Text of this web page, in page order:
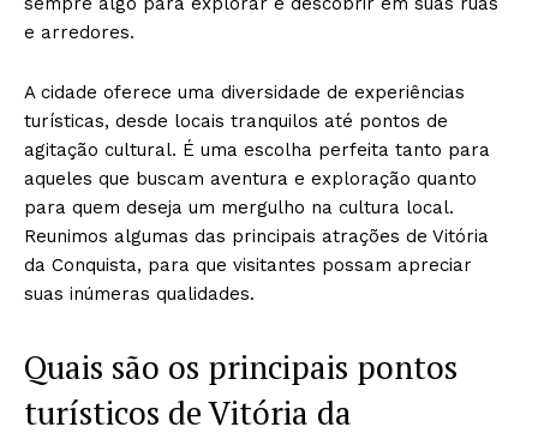
e arredores.
A cidade oferece uma diversidade de experiências
turísticas, desde locais tranquilos até pontos de
agitação cultural. É uma escolha perfeita tanto para
aqueles que buscam aventura e exploração quanto
para quem deseja um mergulho na cultura local.
Reunimos algumas das principais atrações de Vitória
da Conquista, para que visitantes possam apreciar
suas inúmeras qualidades.
Quais são os principais pontos
turísticos de Vitória da